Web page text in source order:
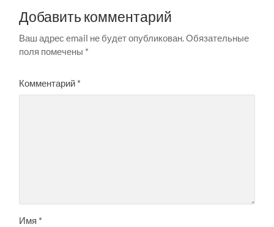
Добавить комментарий
Ваш адрес email не будет опубликован.Обязательные
поля помечены *
Комментарий *
Имя *